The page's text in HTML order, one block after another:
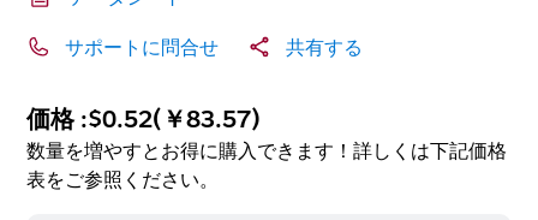
サポートに問合せ 共有する
価格 :$0.52(￥83.57)
数量を増やすとお得に購入できます！詳しくは下記価格
表をご参照ください。